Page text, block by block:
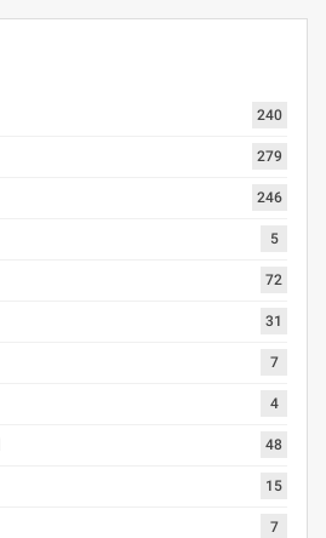
240
279
246
5
72
31
7
4
48
15
7